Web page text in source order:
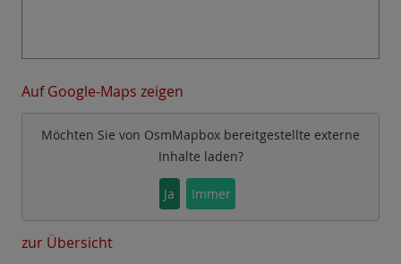
Auf Google-Maps zeigen
Möchten Sie von OsmMapbox bereitgestellte externe
Inhalte laden?
Ja Immer
zur Übersicht